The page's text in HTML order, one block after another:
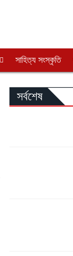
সাহিত্য সংস্কৃতি
সর্বশেষ